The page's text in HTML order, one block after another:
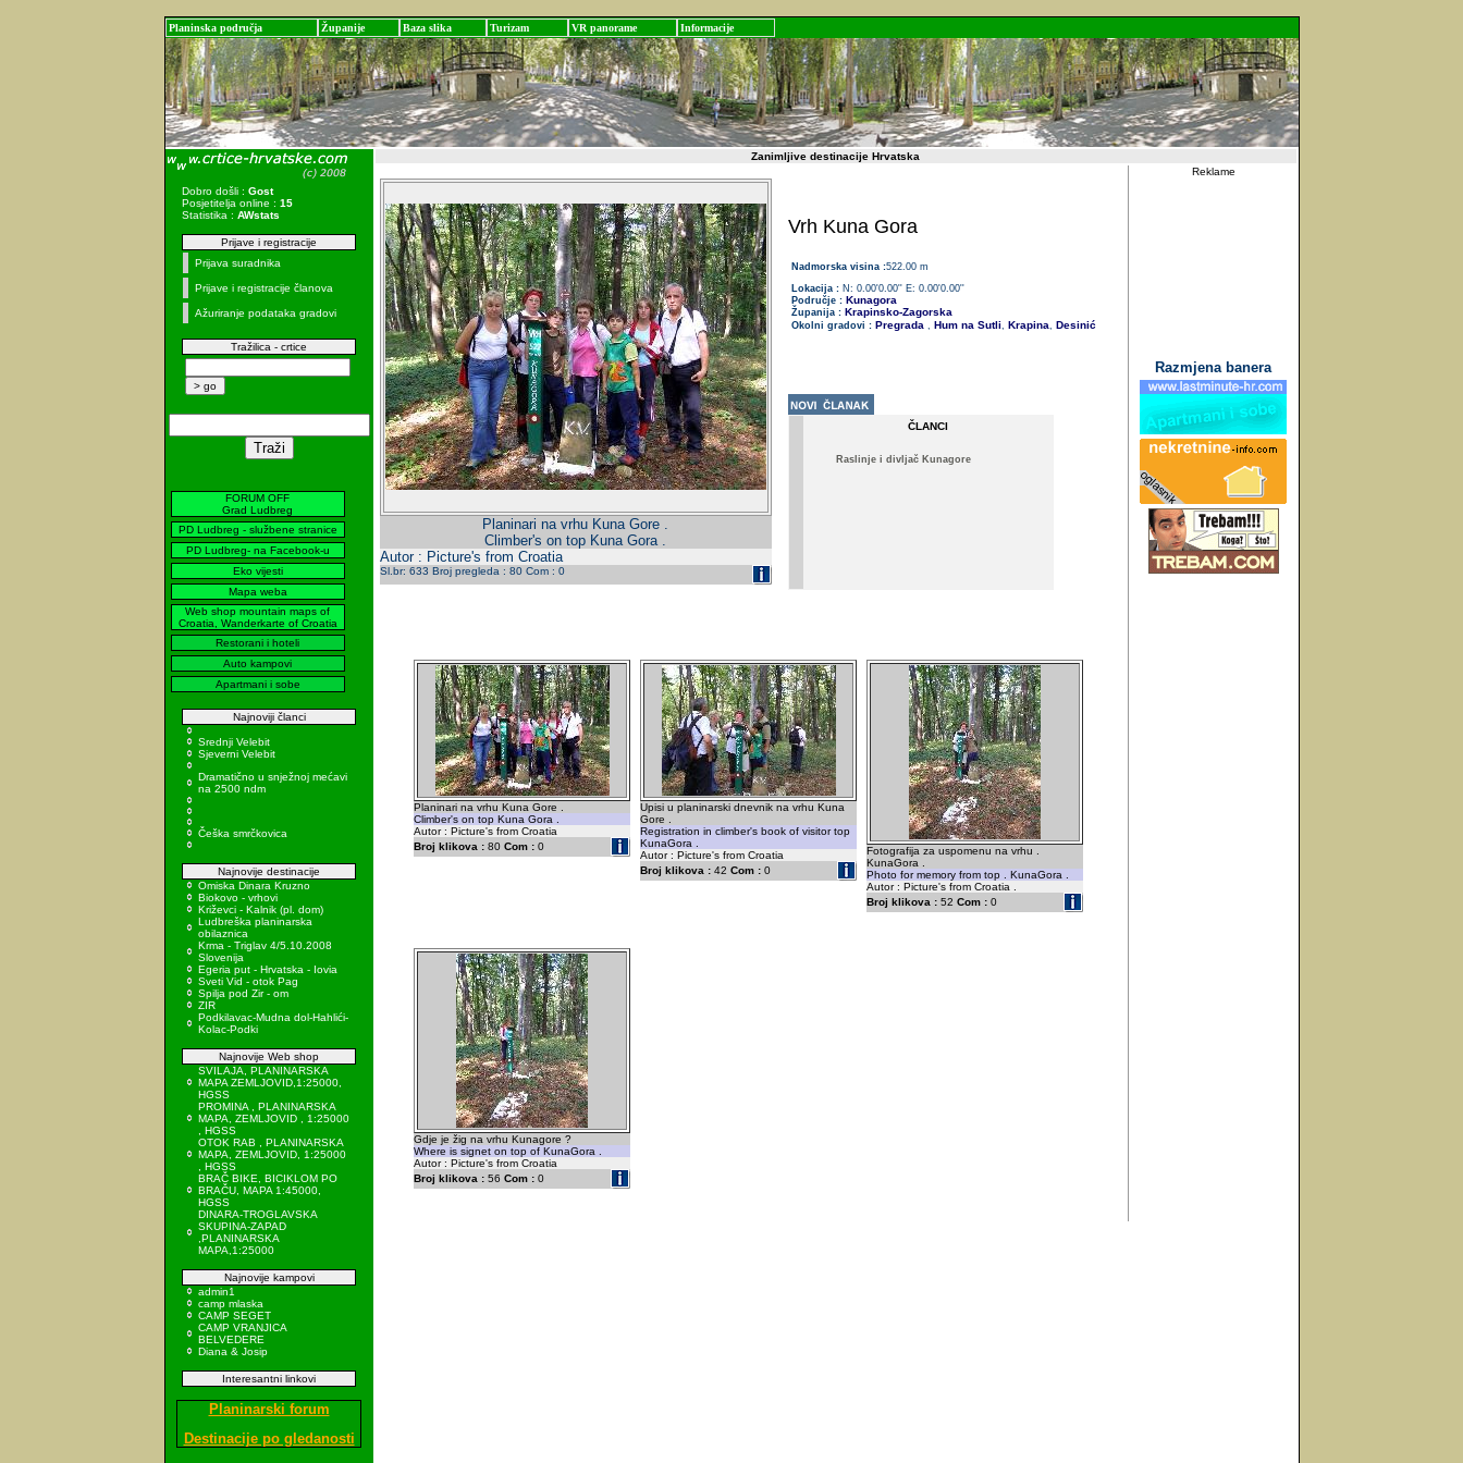
Planinska područja Županije Baza slika Turizam VR panorame Informacije
Dobro došli : Gost
Posjetitelja online : 15
Statistika : AWstats
Prijave i registracije
Prijava suradnika
Prijave i registracije članova
Ažuriranje podataka gradovi
Tražilica - crtice
FORUM OFF
Grad Ludbreg
PD Ludbreg - službene stranice
PD Ludbreg- na Facebook-u
Eko vijesti
Mapa weba
Web shop mountain maps of
Croatia, Wanderkarte of Croatia
Restorani i hoteli
Auto kampovi
Apartmani i sobe
Najnoviji članci
Srednji Velebit
Sjeverni Velebit
Dramatično u snježnoj mećavi
na 2500 ndm
Češka smrčkovica
Najnovije destinacije
Omiska Dinara Kruzno
Biokovo - vrhovi
Križevci - Kalnik (pl. dom)
Ludbreška planinarska
obilaznica
Krma - Triglav 4/5.10.2008
Slovenija
Egeria put - Hrvatska - Iovia
Sveti Vid - otok Pag
Spilja pod Zir - om
ZIR
Podkilavac-Mudna dol-Hahlići-
Kolac-Podki
Najnovije Web shop
SVILAJA, PLANINARSKA
MAPA ZEMLJOVID,1:25000,
HGSS
PROMINA , PLANINARSKA
MAPA, ZEMLJOVID , 1:25000
, HGSS
OTOK RAB , PLANINARSKA
MAPA, ZEMLJOVID, 1:25000
, HGSS
BRAČ BIKE, BICIKLOM PO
BRAČU, MAPA 1:45000,
HGSS
DINARA-TROGLAVSKA
SKUPINA-ZAPAD
,PLANINARSKA
MAPA,1:25000
Najnovije kampovi
admin1
camp mlaska
CAMP SEGET
CAMP VRANJICA
BELVEDERE
Diana & Josip
Interesantni linkovi
Planinarski forum
Destinacije po gledanosti
Zanimljive destinacije Hrvatska
Planinari na vrhu Kuna Gore .
Climber's on top Kuna Gora .
Autor : Picture's from Croatia
Sl.br: 633 Broj pregleda : 80 Com : 0
Vrh Kuna Gora
Nadmorska visina :522.00 m
Lokacija :N: 0.00'0.00'' E: 0.00'0.00''
Područje :Kunagora
Županija : Krapinsko-Zagorska
Okolni gradovi : Pregrada , Hum na Sutli, Krapina, Desinić
ČLANCI
Raslinje i divljač Kunagore
Planinari na vrhu Kuna Gore .
Climber's on top Kuna Gora .
Autor : Picture's from Croatia
Broj klikova : 80 Com : 0
Upisi u planinarski dnevnik na vrhu Kuna
Gore .
Registration in climber's book of visitor top
KunaGora .
Autor : Picture's from Croatia
Broj klikova : 42 Com : 0
Fotografija za uspomenu na vrhu .
KunaGora .
Photo for memory from top . KunaGora .
Autor : Picture's from Croatia .
Broj klikova : 52 Com : 0
Gdje je žig na vrhu Kunagore ?
Where is signet on top of KunaGora .
Autor : Picture's from Croatia
Broj klikova : 56 Com : 0
Reklame
Razmjena banera